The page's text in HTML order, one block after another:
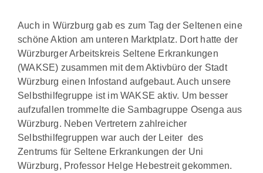
Auch in Würzburg gab es zum Tag der Seltenen eine
schöne Aktion am unteren Marktplatz. Dort hatte der
Würzburger Arbeitskreis Seltene Erkrankungen
(WAKSE) zusammen mit dem Aktivbüro der Stadt
Würzburg einen Infostand aufgebaut. Auch unsere
Selbsthilfegruppe ist im WAKSE aktiv. Um besser
aufzufallen trommelte die Sambagruppe Osenga aus
Würzburg. Neben Vertretern zahlreicher
Selbsthilfegruppen war auch der Leiter des
Zentrums für Seltene Erkrankungen der Uni
Würzburg, Professor Helge Hebestreit gekommen.